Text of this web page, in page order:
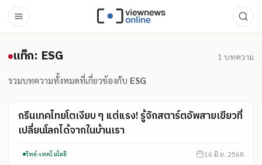
แท็ก: ESG
แท็ก: ESG 1 บทความ
รวมบทความทั้งหมดที่เกี่ยวข้องกับ ESG
กรีนเทคไทยโตเงียบ ๆ แต่แรง! รู้จักสตาร์ตอัพสายเขียวที่
เปลี่ยนโลกได้จากในบ้านเรา
วิทย์-เทคโนโลยี 16 มิ.ย. 2568